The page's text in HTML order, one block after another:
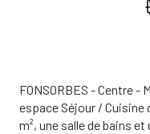
FONSORBES - Centre -
espace Séjour / Cuisine
m², une salle de bains